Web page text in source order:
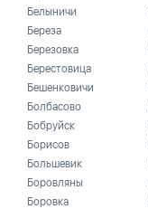
Белыничи
Береза
Березовка
Берестовица
Бешенковичи
Болбасово
Бобруйск
Борисов
Большевик
Боровляны
Боровка